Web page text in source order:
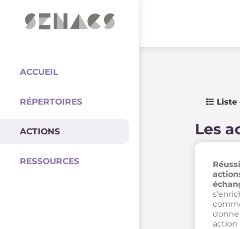
ACCUEIL
RÉPERTOIRES
ACTIONS
RESSOURCES
Coordination
Liste
Les
action